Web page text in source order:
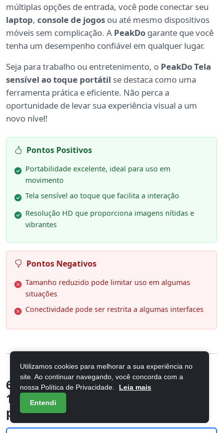
múltiplas opções de entrada, você pode conectar seu
laptop, console de jogos ou até mesmo dispositivos
móveis sem complicação. A PeakDo garante que você
tenha um desempenho confiável em qualquer lugar.
Seja para trabalho ou entretenimento, o PeakDo Tela
sensível ao toque portátil se destaca como uma
ferramenta prática e eficiente. Não perca a
oportunidade de levar sua experiência visual a um
novo nível!
Pontos Positivos
Portabilidade excelente, ideal para uso em
movimento
Tela sensível ao toque que facilita a interação
Resolução HD que proporciona imagens nítidas e
vibrantes
Pontos Negativos
Tamanho reduzido pode limitar uso em algumas
situações
Conectividade pode ser restrita a algumas interfaces
6. WUAWE 16" Monitor portátil de
1200 P 120 Hz, monitor de jogos
portátil
Utilizamos cookies para melhorar a sua experiência no
site. Ao continuar navegando, você concorda com a
nossa Política de Privacidade.
Leia mais
Entendi